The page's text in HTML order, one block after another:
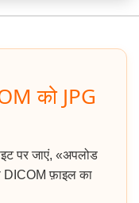
को JPG
पर जाएं, «अपलोड
फ़ाइल का